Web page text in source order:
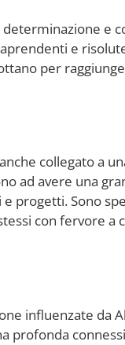
e
e
per
collegato a
ad avere una
progetti. Sono
con fervore a
influenzate da
profonda